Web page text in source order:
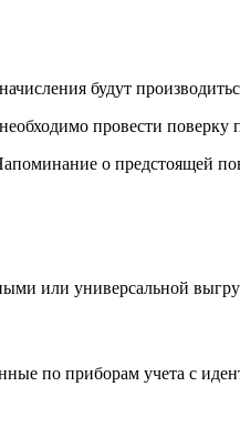
будут
провести поверку
о предстоящей
или универсальной
по приборам учета с